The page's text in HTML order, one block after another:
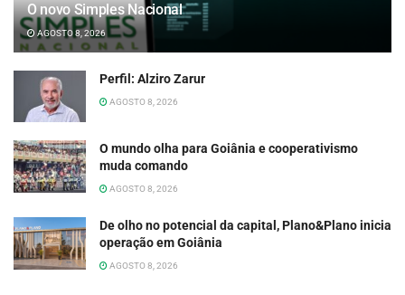
O novo Simples Nacional
AGOSTO 8, 2026
Perfil: Alziro Zarur
AGOSTO 8, 2026
O mundo olha para Goiânia e cooperativismo
muda comando
AGOSTO 8, 2026
De olho no potencial da capital, Plano&Plano inicia
operação em Goiânia
AGOSTO 8, 2026